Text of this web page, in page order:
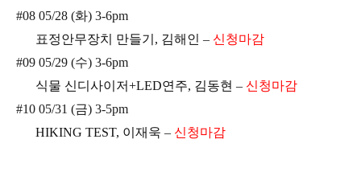
#08 05/28 (화) 3-6pm
표정안무장치 만들기, 김해인 – 신청마감
#09 05/29 (수) 3-6pm
식물 신디사이저+LED연주, 김동현 – 신청마감
#10 05/31 (금) 3-5pm
HIKING TEST, 이재욱 – 신청마감